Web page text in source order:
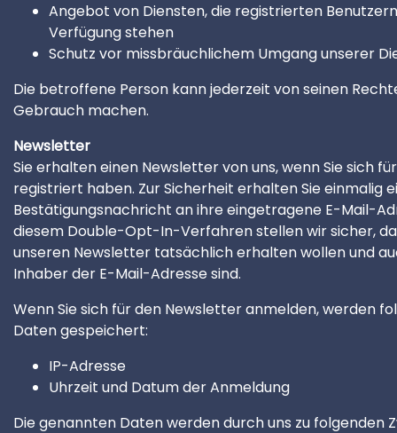
Angebot von Diensten, die registrierten
Verfügung stehen
Schutz vor missbräuchlichem Umgang unserer
Die betroffene Person kann jederzeit von seinen
Gebrauch machen.
Newsletter
Sie erhalten einen Newsletter von uns, wenn Sie sich
registriert haben. Zur Sicherheit erhalten Sie einmalig
Bestätigungsnachricht an ihre eingetragene E-Mail-
diesem Double-Opt-In-Verfahren stellen wir sicher,
unseren Newsletter tatsächlich erhalten wollen und
Inhaber der E-Mail-Adresse sind.
Wenn Sie sich für den Newsletter anmelden, werden
Daten gespeichert:
IP-Adresse
Uhrzeit und Datum der Anmeldung
Die genannten Daten werden durch uns zu folgenden